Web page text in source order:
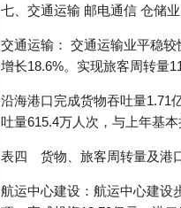
七、交通运输 邮电通信 仓储业
交通运输： 交通运输业平稳
增长18.6%。实现旅客周转量
沿海港口完成货物吞吐量1.71
吐量615.4万人次，与上年基
表四 货物、旅客周转量及港
航运中心建设：航运中心建设